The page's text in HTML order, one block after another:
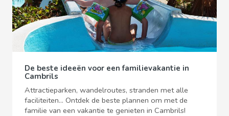
De beste ideeën voor een familievakantie in
Cambrils
Attractieparken, wandelroutes, stranden met alle
faciliteiten... Ontdek de beste plannen om met de
familie van een vakantie te genieten in Cambrils!